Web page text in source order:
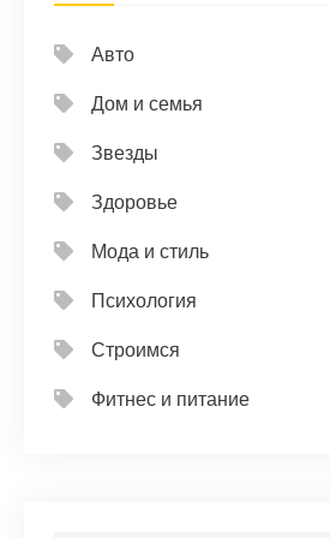
Авто
Дом и семья
Звезды
Здоровье
Мода и стиль
Психология
Строимся
Фитнес и питание